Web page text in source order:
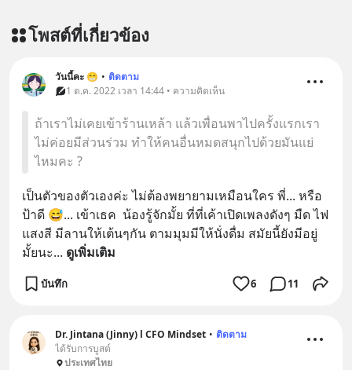
โพสต์ที่เกี่ยวข้อง
วันนี้คะ 😁 • ติดตาม
1 ต.ค. 2022 เวลา 14:44 • ความคิดเห็น
ถ้าเราไม่เคยเข้าร้านเหล้า แล้วเพื่อนพาไปครั้งแรกเรา
ไม่ค่อยมีส่วนร่วม ทำให้คนอื่นหมดสนุกไปด้วยมันแย่
ไหมคะ ?
เป็นตัวของตัวเองค่ะ ไม่ต้องพยายามเหมือนใคร พี่... หรือ
ป้าดี 😅... เข้าเธค  น้องรู้จักมั้ย ที่ที่เค้าเปิดเพลงดังๆ มืด ไฟ
แสงสี มีลานให้เต้นๆกัน ตามมุมมีให้นั่งดื่ม สมัยนี้ยังมีอยู่
มั้ยนะ... ดูเพิ่มเติม
บันทึก 6 11
Dr. Jintana (Jinny) l CFO Mindset • ติดตาม
ได้รับการบูสต์
ประเทศไทย